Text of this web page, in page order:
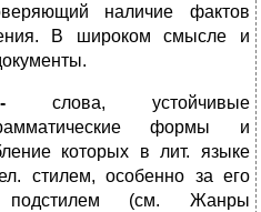
наличие фактов
В широком смысле и
слова, устойчивые
формы и
которых в лит. языке
стилем, особенно за его
подстилем (см. Жанры